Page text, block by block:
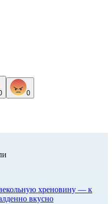
0
хреновину — к
вкусно